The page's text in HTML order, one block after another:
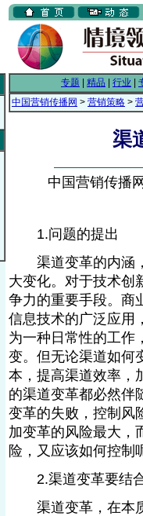
专题 精品 行业
中国营销传播网 > 营销策略 >
渠
中国营销传播
1.问题的提出
渠道变革的内涵，
大变化。对于技术创
争力的重要手段。商
信息技术的广泛应用
为一种日常性的工作
变。但无论渠道如何
本，提高渠道效率，
的渠道变革都必然伴
变革的失败，控制风
加变革的风险最大，
险，又应该如何控制
2.渠道变革要结合
渠道变革，在本质